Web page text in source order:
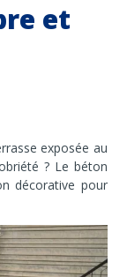
et
exposée au
? Le béton
décorative pour